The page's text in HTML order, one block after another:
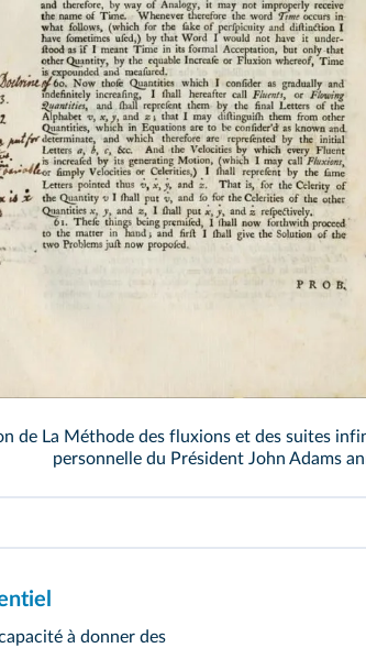
de La Méthode des fluxions et des suites
personnelle du Président John Adams
à donner des